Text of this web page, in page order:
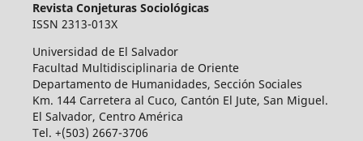
Revista Conjeturas Sociológicas
ISSN 2313-013X
Universidad de El Salvador
Facultad Multidisciplinaria de Oriente
Departamento de Humanidades, Sección Sociales
Km. 144 Carretera al Cuco, Cantón El Jute, San Miguel.
El Salvador, Centro América
Tel. +(503) 2667-3706